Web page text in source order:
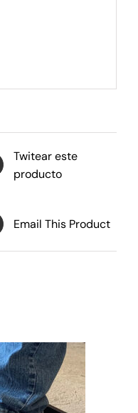
Twitear este
producto
Email This Product